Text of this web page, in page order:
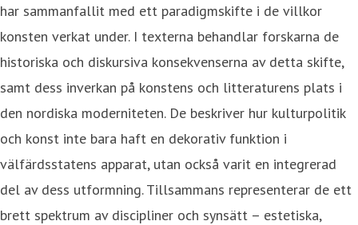
har sammanfallit med ett paradigmskifte i de villkor
konsten verkat under. I texterna behandlar forskarna de
historiska och diskursiva konsekvenserna av detta skifte,
samt dess inverkan på konstens och litteraturens plats i
den nordiska moderniteten. De beskriver hur kulturpolitik
och konst inte bara haft en dekorativ funktion i
välfärdsstatens apparat, utan också varit en integrerad
del av dess utformning. Tillsammans representerar de ett
brett spektrum av discipliner och synsätt – estetiska,